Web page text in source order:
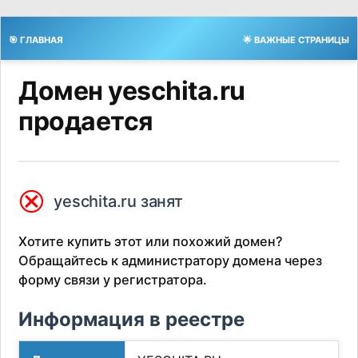
🎯 ГЛАВНАЯ 🌟 ВАЖНЫЕ СТРАНИЦЫ
Домен yeschita.ru
продается
⮿ yeschita.ru занят
Хотите купить этот или похожий домен?
Обращайтесь к администратору домена через
форму связи у регистратора.
Информация в реестре